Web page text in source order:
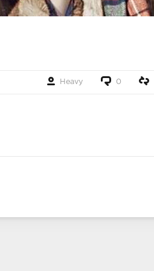
Heavy 0